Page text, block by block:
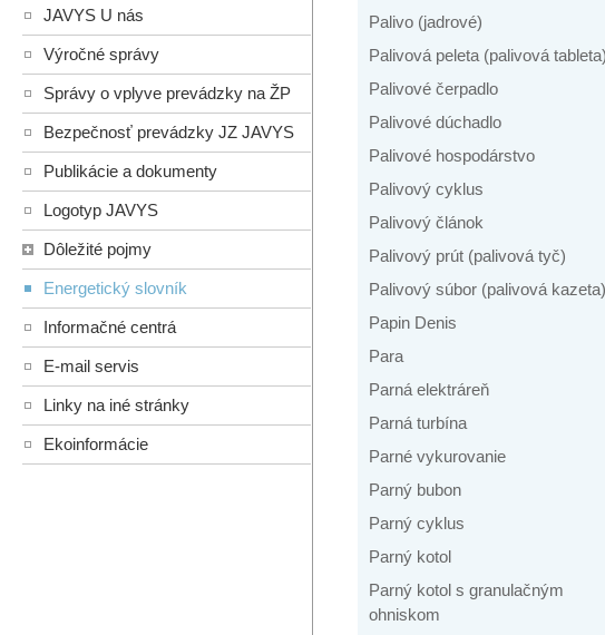
JAVYS U nás
Výročné správy
Správy o vplyve prevádzky na ŽP
Bezpečnosť prevádzky JZ JAVYS
Publikácie a dokumenty
Logotyp JAVYS
Dôležité pojmy
Energetický slovník
Informačné centrá
E-mail servis
Linky na iné stránky
Ekoinformácie
Palivo (jadrové)
Palivová peleta (palivová tableta)
Palivové čerpadlo
Palivové dúchadlo
Palivové hospodárstvo
Palivový cyklus
Palivový článok
Palivový prút (palivová tyč)
Palivový súbor (palivová kazeta)
Papin Denis
Para
Parná elektráreň
Parná turbína
Parné vykurovanie
Parný bubon
Parný cyklus
Parný kotol
Parný kotol s granulačným
ohniskom